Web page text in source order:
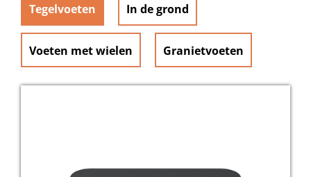
Tegelvoeten In de grond
Voeten met wielen Granietvoeten